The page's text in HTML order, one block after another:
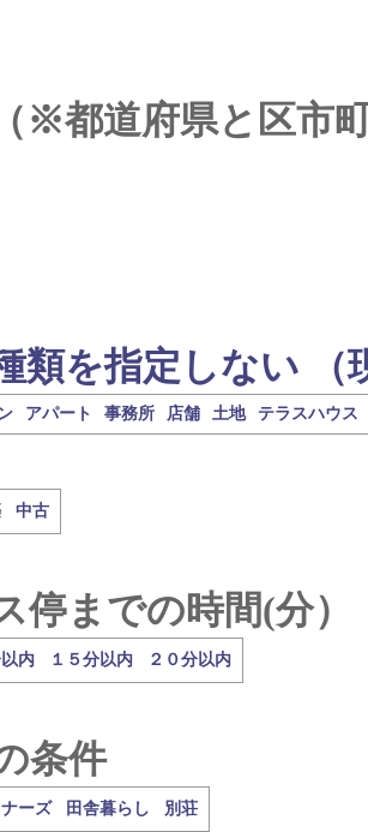
（※都道府県と区市
類を指定しない （
アパート 事務所 店舗 土地 テラスハウス
中古
停までの時間(分）
内 １５分以内 ２０分以内
条件
ーズ 田舎暮らし 別荘